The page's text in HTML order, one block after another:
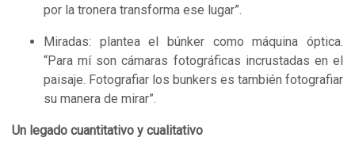
por la tronera transforma ese lugar”.
Miradas: plantea el búnker como máquina óptica.
“Para mí son cámaras fotográficas incrustadas en el
paisaje. Fotografiar los bunkers es también fotografiar
su manera de mirar”.
Un legado cuantitativo y cualitativo